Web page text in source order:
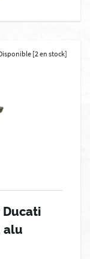
[2 en stock]
Ducati
alu